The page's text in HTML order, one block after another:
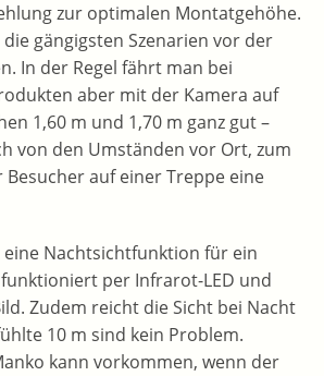
zur optimalen Montatgehöhe.
gängigsten Szenarien vor der
In der Regel fährt man bei
aber mit der Kamera auf
1,60 m und 1,70 m ganz gut –
von den Umständen vor Ort, zum
Besucher auf einer Treppe eine
Nachtsichtfunktion für ein
per Infrarot-LED und
Zudem reicht die Sicht bei Nacht
10 m sind kein Problem.
kann vorkommen, wenn der